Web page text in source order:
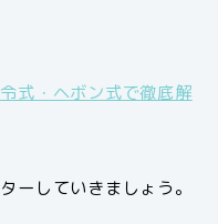
式・ヘボン式で徹底解
ーしていきましょう。